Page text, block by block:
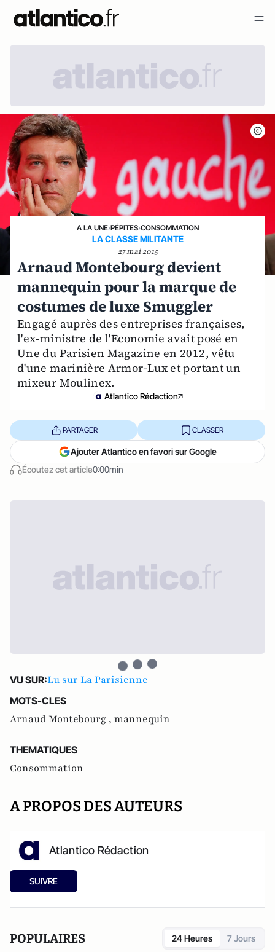
A LA UNE›PÉPITES›CONSOMMATION
LA CLASSE MILITANTE
27 mai 2015
Arnaud Montebourg devient
mannequin pour la marque de
costumes de luxe Smuggler
Engagé auprès des entreprises françaises,
l'ex-ministre de l'Economie avait posé en
Une du Parisien Magazine en 2012, vêtu
d'une marinière Armor-Lux et portant un
mixeur Moulinex.
Atlantico Rédaction
Écoutez cet article0:00min
PARTAGER CLASSER
Ajouter Atlantico en favori sur Google
VU SUR:Lu sur La Parisienne
MOTS-CLES
Arnaud Montebourg , mannequin
THEMATIQUES
Consommation
A PROPOS DES AUTEURS
Atlantico Rédaction
SUIVRE
POPULAIRES 24 Heures 7 Jours